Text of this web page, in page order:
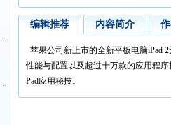
编辑推荐 内容简介
苹果公司新上市的全新平板电脑iPad 2
性能与配置以及超过十万款的应用程
Pad应用秘技。